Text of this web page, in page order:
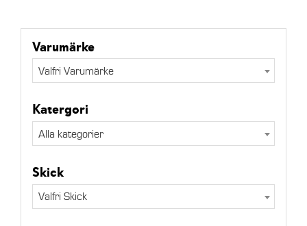
Varumärke
Valfri Varumärke
Katergori
Alla kategorier
Skick
Valfri Skick